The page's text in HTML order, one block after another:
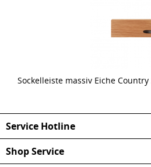
Sockelleiste massiv Eiche
Service Hotline
Shop Service